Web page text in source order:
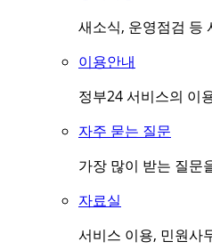
새소식, 운영점검 등
이용안내
정부24 서비스의 이
자주 묻는 질문
가장 많이 받는 질문
자료실
서비스 이용, 민원사